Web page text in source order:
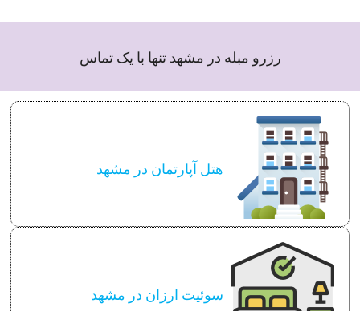
رزرو مبله در مشهد تنها با یک تماس
هتل آپارتمان در مشهد
سوئیت ارزان در مشهد